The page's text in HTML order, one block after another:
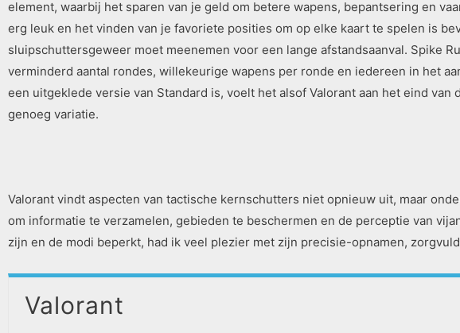
element, waarbij het sparen van je geld om betere wapens, bepantsering en
erg leuk en het vinden van je favoriete posities om op elke kaart te spelen is
sluipschuttersgeweer moet meenemen voor een lange afstandsaanval. Spike
verminderd aantal rondes, willekeurige wapens per ronde en iedereen in het
een uitgeklede versie van Standard is, voelt het alsof Valorant aan het eind
genoeg variatie.
Valorant vindt aspecten van tactische kernschutters niet opnieuw uit, maar
om informatie te verzamelen, gebieden te beschermen en de perceptie van
zijn en de modi beperkt, had ik veel plezier met zijn precisie-opnamen,
Valorant